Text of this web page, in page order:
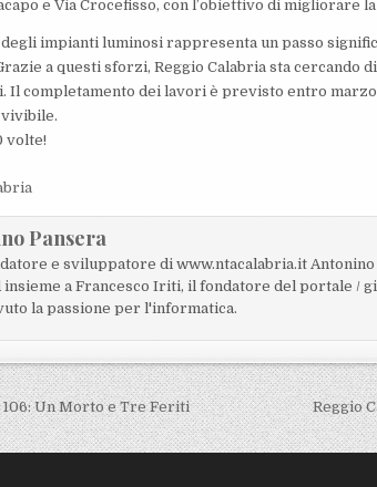
e Via Crocefisso, con l’obiettivo di migliorare
impianti luminosi rappresenta un passo
a questi sforzi, Reggio Calabria sta cercando
completamento dei lavori è previsto entro
vivibile.
volte!
Pansera
e sviluppatore di www.ntacalabria.it
insieme a Francesco Iriti, il fondatore del portale /
la passione per l'informatica.
Un Morto e Tre Feriti Reggio